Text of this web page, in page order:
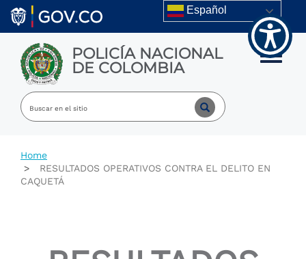
Welcome
All
Accessibility
screen
reader.
Accessibility
Skip to main content Español
POLICÍA NACIONAL
DE COLOMBIA Toggle
Home
RESULTADOS OPERATIVOS CONTRA EL DELITO EN
CAQUETÁ